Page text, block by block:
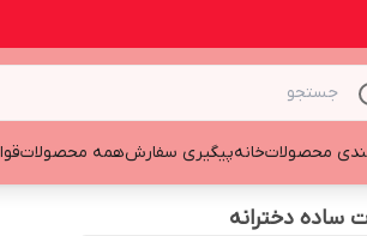
محصولاتخانهپیگیری سفارشهمه محصولات
ساده دخترانه